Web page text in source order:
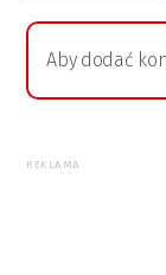
Aby dodać
REKLAMA